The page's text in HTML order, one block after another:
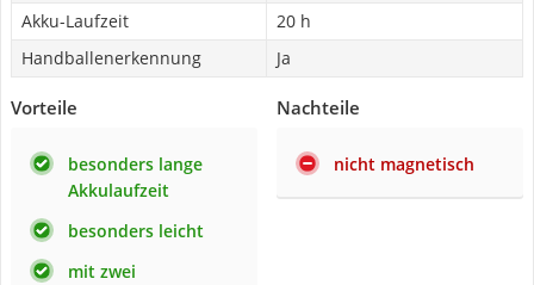
Akku-Laufzeit
20 h
Handballenerkennung
Ja
Vorteile
besonders lange
Akkulaufzeit
besonders leicht
mit zwei
Nachteile
nicht magnetisch